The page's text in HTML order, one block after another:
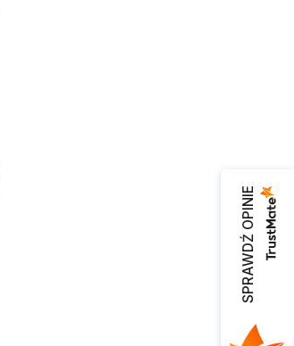
SPRAWDŹ OPINIE